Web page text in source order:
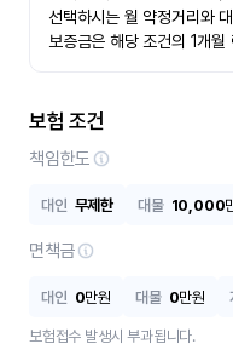
선택하시는 월 약정거리와
보증금은 해당 조건의 1개
보험 조건
책임한도
대인 무제한 대물 10,000
면책금
대인 0만원 대물 0만원
보험접수 발생시 부과됩니다.